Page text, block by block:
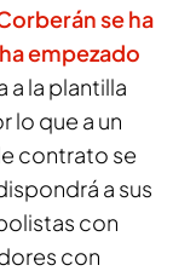
se ha
empezado
a la plantilla
lo que a un
contrato se
a sus
con
con